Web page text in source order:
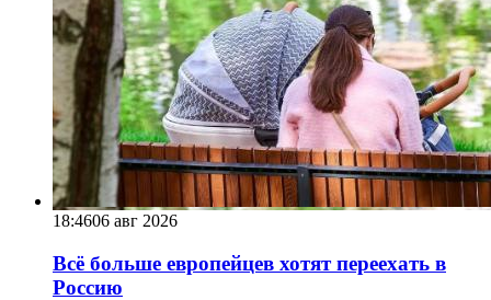
18:4606 авг 2026
Всё больше европейцев хотят переехать в
Россию